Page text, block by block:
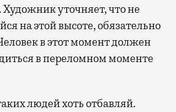
уточняет, что не
на этой высоте, обязательно
в этот момент должен
в переломном моменте
людей хоть отбавляй.